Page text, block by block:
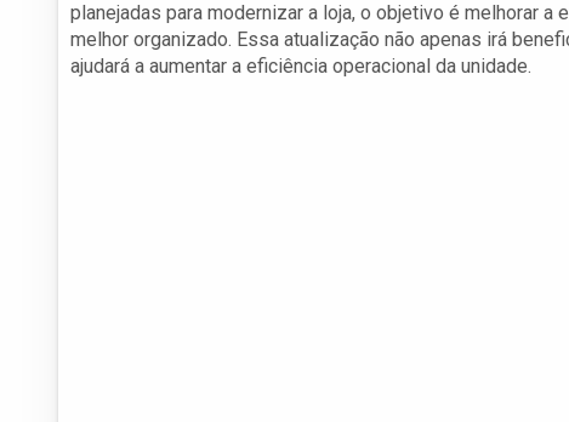
planejadas para modernizar a loja, o objetivo é melhorar
melhor organizado. Essa atualização não apenas irá
ajudará a aumentar a eficiência operacional da unidade.